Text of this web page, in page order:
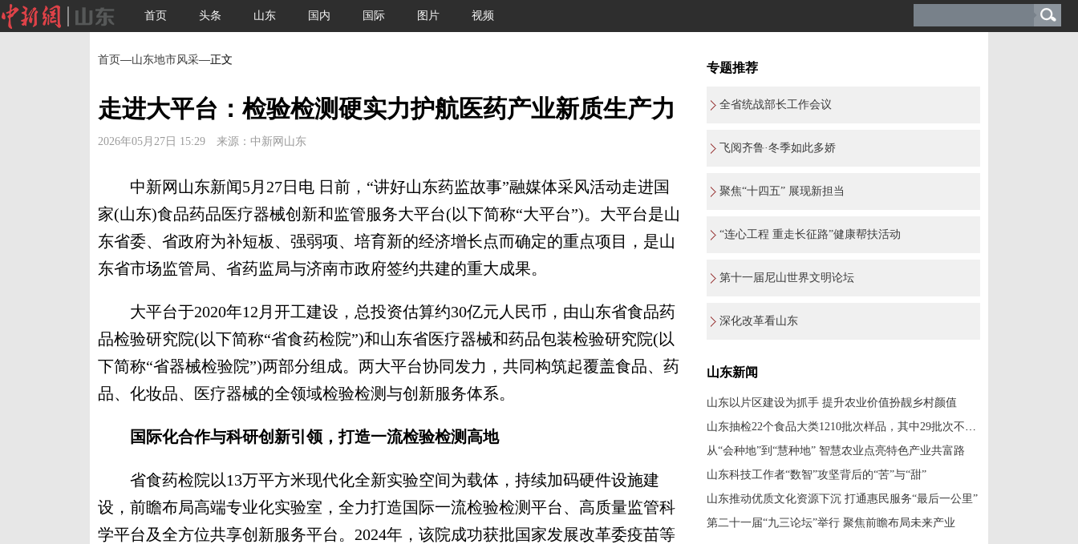
首页 头条 山东 国内 国际 图片 视频
首页—山东地市风采—正文
走进大平台：检验检测硬实力护航医药产业新质生产力
2026年05月27日 15:29 来源：中新网山东
中新网山东新闻5月27日电 日前，“讲好山东药监故事”融媒体采风活动走进国
家(山东)食品药品医疗器械创新和监管服务大平台(以下简称“大平台”)。大平台是山
东省委、省政府为补短板、强弱项、培育新的经济增长点而确定的重点项目，是山
东省市场监管局、省药监局与济南市政府签约共建的重大成果。
大平台于2020年12月开工建设，总投资估算约30亿元人民币，由山东省食品药
品检验研究院(以下简称“省食药检院”)和山东省医疗器械和药品包装检验研究院(以
下简称“省器械检验院”)两部分组成。两大平台协同发力，共同构筑起覆盖食品、药
品、化妆品、医疗器械的全领域检验检测与创新服务体系。
国际化合作与科研创新引领，打造一流检验检测高地
省食药检院以13万平方米现代化全新实验空间为载体，持续加码硬件设施建
设，前瞻布局高端专业化实验室，全力打造国际一流检验检测平台、高质量监管科
学平台及全方位共享创新服务平台。2024年，该院成功获批国家发展改革委疫苗等
专题推荐
全省统战部长工作会议
飞阅齐鲁·冬季如此多娇
聚焦“十四五” 展现新担当
“连心工程 重走长征路”健康帮扶活动
第十一届尼山世界文明论坛
深化改革看山东
山东新闻
山东以片区建设为抓手 提升农业价值扮靓乡村颜值
山东抽检22个食品大类1210批次样品，其中29批次不合格
从“会种地”到“慧种地” 智慧农业点亮特色产业共富路
山东科技工作者“数智”攻坚背后的“苦”与“甜”
山东推动优质文化资源下沉 打通惠民服务“最后一公里”
第二十一届“九三论坛”举行 聚焦前瞻布局未来产业